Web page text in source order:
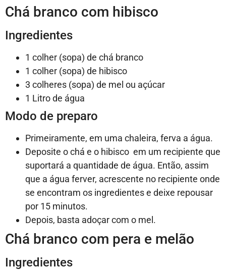
Chá branco com hibisco
Ingredientes
1 colher (sopa) de chá branco
1 colher (sopa) de hibisco
3 colheres (sopa) de mel ou açúcar
1 Litro de água
Modo de preparo
Primeiramente, em uma chaleira, ferva a água.
Deposite o chá e o hibisco em um recipiente que
suportará a quantidade de água. Então, assim
que a água ferver, acrescente no recipiente onde
se encontram os ingredientes e deixe repousar
por 15 minutos.
Depois, basta adoçar com o mel.
Chá branco com pera e melão
Ingredientes